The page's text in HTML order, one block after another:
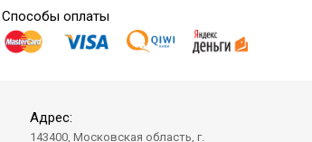
Способы оплаты
Адрес:
143400, Московская область, г.